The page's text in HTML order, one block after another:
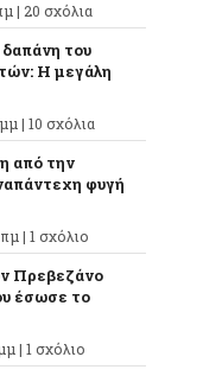
| 20 σχόλια
του
Η μεγάλη
| 10 σχόλια
από την
φυγή
| 1 σχόλιο
Πρεβεζάνο
έσωσε το
| 1 σχόλιο